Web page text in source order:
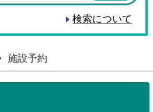
検索について
施設予約